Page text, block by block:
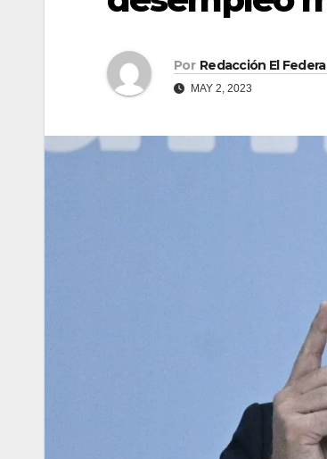
Por Redacción El
MAY 2, 2023